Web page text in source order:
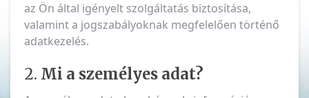
az Ön által igényelt szolgáltatás biztosítása,
valamint a jogszabályoknak megfelelően történő
adatkezelés.
2. Mi a személyes adat?